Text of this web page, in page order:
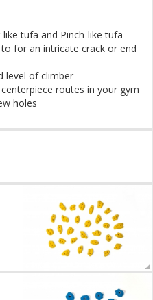
tufa and Pinch-like tufa
for an intricate crack or end
level of climber
routes in your gym
holes